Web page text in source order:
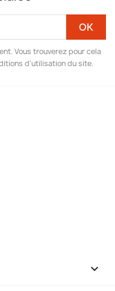
Vous trouverez pour cela
d'utilisation du site.
